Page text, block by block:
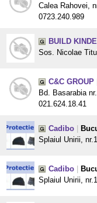
Calea Rahovei,
0723.240.989
BUILD
Sos. Nicolae
C&C GROUP
Bd. Basarabia
021.624.18.41
Cadibo
Splaiul Unirii,
Cadibo
Splaiul Unirii,